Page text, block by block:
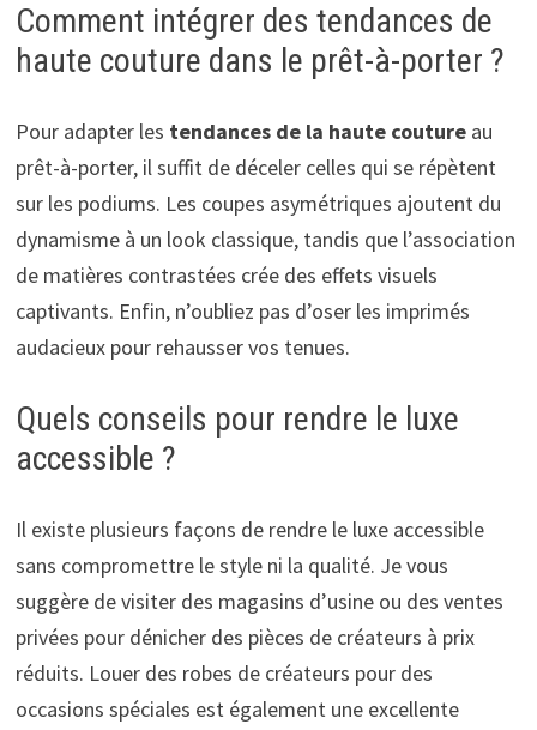
Comment intégrer des tendances de
haute couture dans le prêt-à-porter ?
Pour adapter les tendances de la haute coutureau
prêt-à-porter, il suffit de déceler celles qui se répètent
sur les podiums. Les coupes asymétriques ajoutent du
dynamisme à un look classique, tandis que l’association
de matières contrastées crée des effets visuels
captivants. Enfin, n’oubliez pas d’oser les imprimés
audacieux pour rehausser vos tenues.
Quels conseils pour rendre le luxe
accessible ?
Il existe plusieurs façons de rendre le luxe accessible
sans compromettre le style ni la qualité. Je vous
suggère de visiter des magasins d’usine ou des ventes
privées pour dénicher des pièces de créateurs à prix
réduits. Louer des robes de créateurs pour des
occasions spéciales est également une excellente